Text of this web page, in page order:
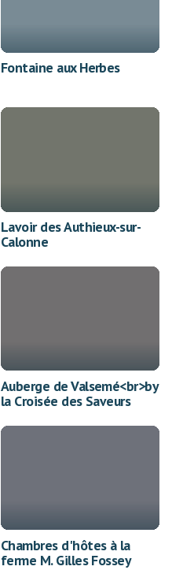
Fontaine aux Herbes
Lavoir des Authieux-sur-
Calonne
Auberge de Valsemé<br>by
la Croisée des Saveurs
Chambres d'hôtes à la
ferme M. Gilles Fossey